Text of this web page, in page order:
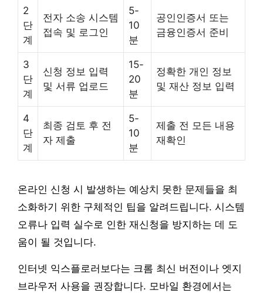
2
단
계
전자 소송 시스템
접속 및 로그인
5-
10
분
공인인증서 또는
금융인증서 준비
3
단
계
신청 정보 입력
및 서류 업로드
15-
20
분
정확한 개인 정보
및 재산 정보 입력
4
단
계
최종 검토 후 전
자 제출
5-
10
분
제출 전 모든 내용
재확인
온라인 신청 시 발생하는 예상치 못한 문제들을 최
소화하기 위한 구체적인 팁을 알려드립니다. 시스템
오류나 입력 실수로 인한 재신청을 방지하는 데 도
움이 될 것입니다.
인터넷 익스플로러보다는 크롬 최신 버전이나 엣지
브라우저 사용을 권장합니다. 모바일 환경에서는